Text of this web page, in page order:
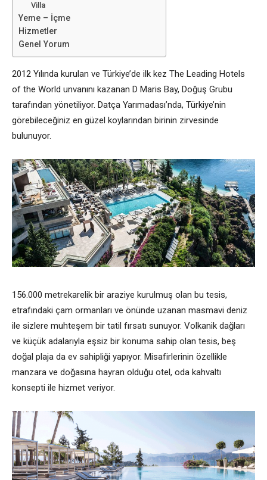
Villa
Yeme – İçme
Hizmetler
Genel Yorum
2012 Yılında kurulan ve Türkiye’de ilk kez The Leading Hotels
of the World unvanını kazanan D Maris Bay, Doğuş Grubu
tarafından yönetiliyor. Datça Yarımadası’nda, Türkiye’nin
görebileceğiniz en güzel koylarından birinin zirvesinde
bulunuyor.
156.000 metrekarelik bir araziye kurulmuş olan bu tesis,
etrafındaki çam ormanları ve önünde uzanan masmavi deniz
ile sizlere muhteşem bir tatil fırsatı sunuyor. Volkanik dağları
ve küçük adalarıyla eşsiz bir konuma sahip olan tesis, beş
doğal plaja da ev sahipliği yapıyor. Misafirlerinin özellikle
manzara ve doğasına hayran olduğu otel, oda kahvaltı
konsepti ile hizmet veriyor.